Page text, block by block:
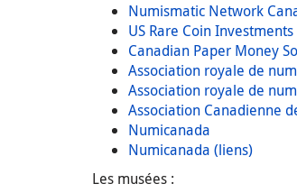
Numismatic Network
US Rare Coin
Canadian Paper Money
Association royale de
Association royale de
Association Canadienne
Numicanada
Numicanada (liens)
Les musées :